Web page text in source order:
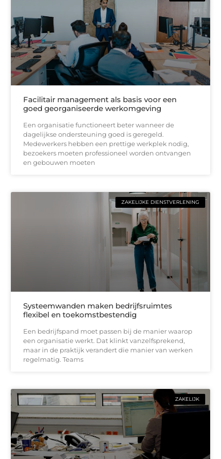
Facilitair management als basis voor een
goed georganiseerde werkomgeving
Een organisatie functioneert beter wanneer de
dagelijkse ondersteuning goed is geregeld.
Medewerkers hebben een prettige werkplek nodig,
bezoekers moeten professioneel worden ontvangen
en gebouwen moeten
ZAKELIJKE DIENSTVERLENING
Systeemwanden maken bedrijfsruimtes
flexibel en toekomstbestendig
Een bedrijfspand moet passen bij de manier waarop
een organisatie werkt. Dat klinkt vanzelfsprekend,
maar in de praktijk verandert die manier van werken
regelmatig. Teams
ZAKELIJK